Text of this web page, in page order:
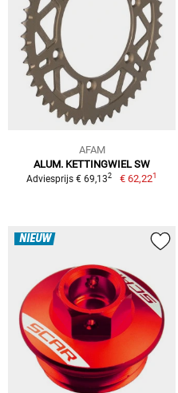
AFAM
ALUM. KETTINGWIEL SW
Adviesprijs € 69,132 € 62,221
NIEUW